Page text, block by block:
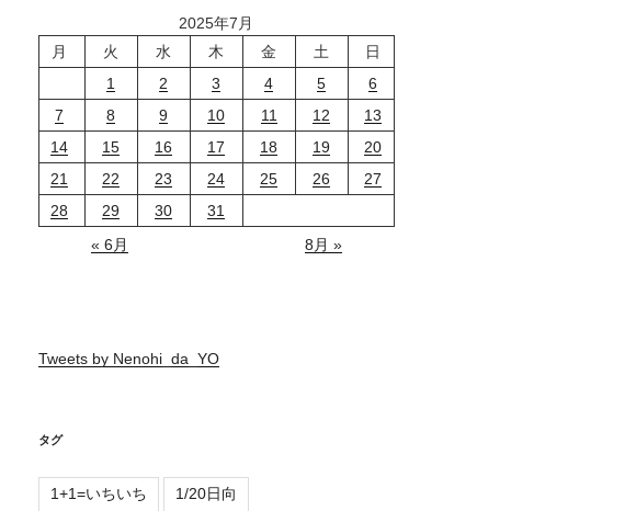
2025年7月
月
火 水 木 金 土
日
1
2 3 4 5
6
7
8 9 10 11 12
13
14
15 16 17 18 19
20
21
22 23 24 25 26
27
28
29 30
31
« 6月
8月 »
Tweets by Nenohi_da_YO
タグ
1+1=いちいち 1/20日向